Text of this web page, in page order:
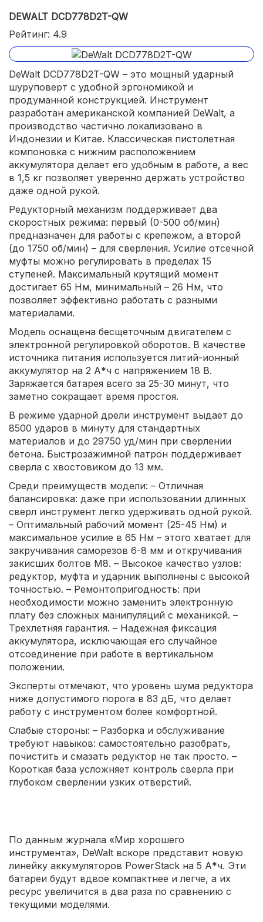
DEWALT DCD778D2T-QW
Рейтинг: 4.9
DeWalt DCD778D2T-QW – это мощный ударный
шуруповерт с удобной эргономикой и
продуманной конструкцией. Инструмент
разработан американской компанией DeWalt, а
производство частично локализовано в
Индонезии и Китае. Классическая пистолетная
компоновка с нижним расположением
аккумулятора делает его удобным в работе, а вес
в 1,5 кг позволяет уверенно держать устройство
даже одной рукой.
Редукторный механизм поддерживает два
скоростных режима: первый (0-500 об/мин)
предназначен для работы с крепежом, а второй
(до 1750 об/мин) – для сверления. Усилие отсечной
муфты можно регулировать в пределах 15
ступеней. Максимальный крутящий момент
достигает 65 Нм, минимальный – 26 Нм, что
позволяет эффективно работать с разными
материалами.
Модель оснащена бесщеточным двигателем с
электронной регулировкой оборотов. В качестве
источника питания используется литий-ионный
аккумулятор на 2 А*ч с напряжением 18 В.
Заряжается батарея всего за 25-30 минут, что
заметно сокращает время простоя.
В режиме ударной дрели инструмент выдает до
8500 ударов в минуту для стандартных
материалов и до 29750 уд/мин при сверлении
бетона. Быстрозажимной патрон поддерживает
сверла с хвостовиком до 13 мм.
Среди преимуществ модели: – Отличная
балансировка: даже при использовании длинных
сверл инструмент легко удерживать одной рукой.
– Оптимальный рабочий момент (25-45 Нм) и
максимальное усилие в 65 Нм – этого хватает для
закручивания саморезов 6-8 мм и откручивания
закисших болтов М8. – Высокое качество узлов:
редуктор, муфта и ударник выполнены с высокой
точностью. – Ремонтопригодность: при
необходимости можно заменить электронную
плату без сложных манипуляций с механикой. –
Трехлетняя гарантия. – Надежная фиксация
аккумулятора, исключающая его случайное
отсоединение при работе в вертикальном
положении.
Эксперты отмечают, что уровень шума редуктора
ниже допустимого порога в 83 дБ, что делает
работу с инструментом более комфортной.
Слабые стороны: – Разборка и обслуживание
требуют навыков: самостоятельно разобрать,
почистить и смазать редуктор не так просто. –
Короткая база усложняет контроль сверла при
глубоком сверлении узких отверстий.
По данным журнала «Мир хорошего
инструмента», DeWalt вскоре представит новую
линейку аккумуляторов PowerStack на 5 А*ч. Эти
батареи будут вдвое компактнее и легче, а их
ресурс увеличится в два раза по сравнению с
текущими моделями.